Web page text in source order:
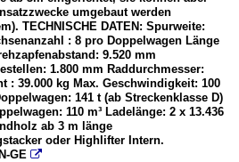
umgebaut werden
TECHNISCHE DATEN: Spurweite:
: 8 pro Doppelwagen Länge
9.520 mm
1.800 mm Raddurchmesser:
: 39.000 kg Max. Geschwindigkeit: 100
141 t (ab Streckenklasse D)
110 m³ Ladelänge: 2 x 13.436
ab 3 m länge
oder Highlifter Intern.
GE 